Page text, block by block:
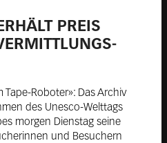
PREIS
Tape-Roboter»: Das Archiv
des Unesco-Welttags
morgen Dienstag seine
und Besuchern